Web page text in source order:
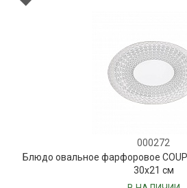
000272
Блюдо овальное фарфоровое
30х21 см